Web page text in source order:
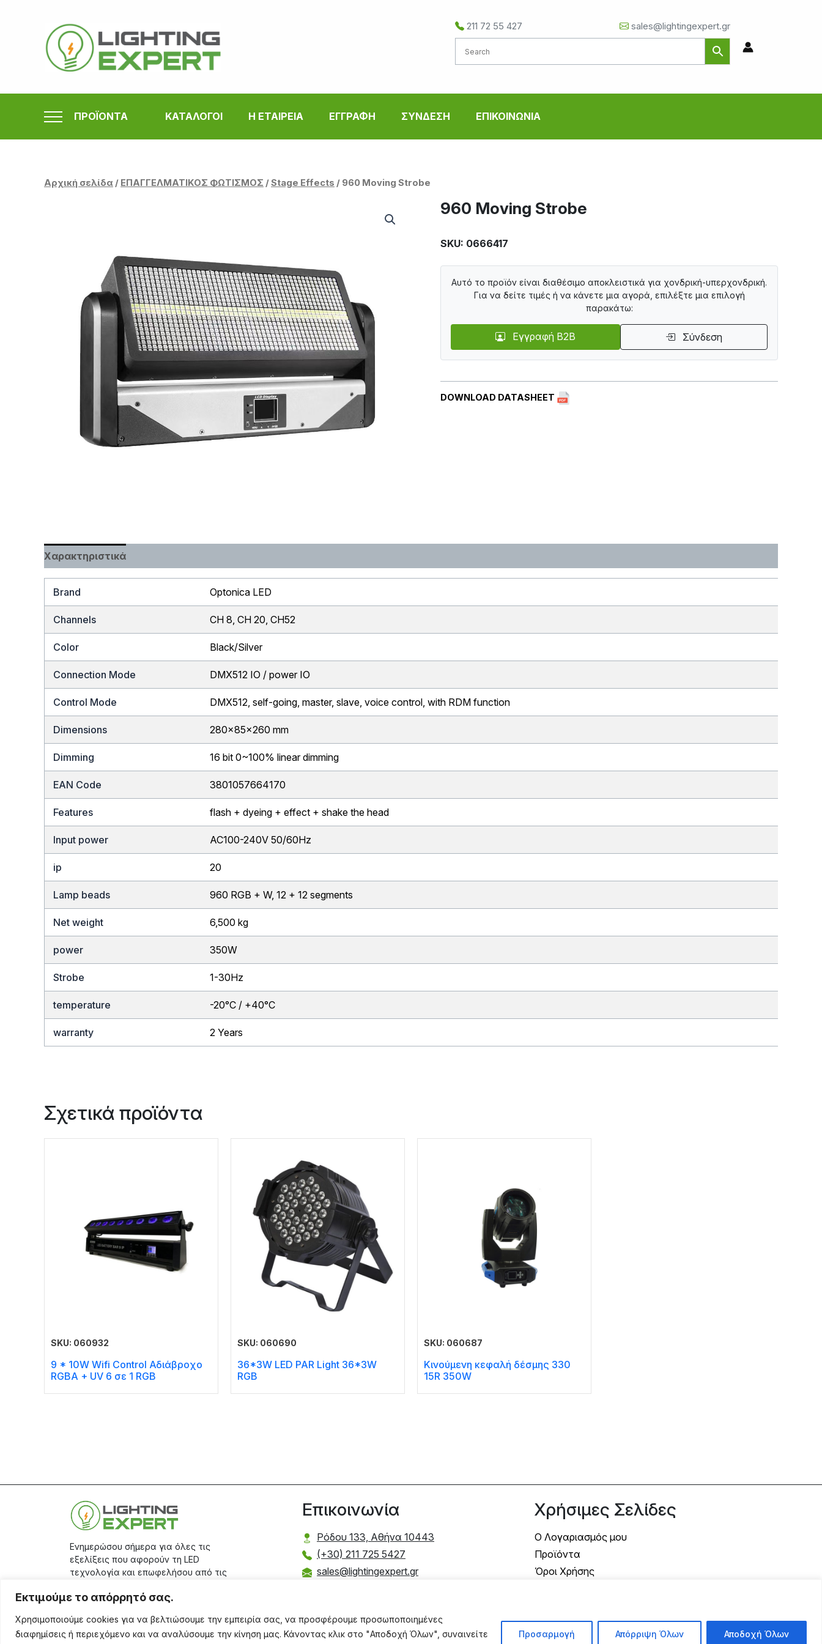
Εκτιμούμε το απόρρητό σας.
Χρησιμοποιούμε cookies για να βελτιώσουμε την εμπειρία σας, να προσφέρουμε προσωποποιημένες
διαφημίσεις ή περιεχόμενο και να αναλύσουμε την κίνηση μας. Κάνοντας κλικ στο "Αποδοχή Όλων", συναινείτε
Προσαρμογή Απόρριψη Όλων Αποδοχή Όλων
περιεχόμενο
211 72 55 427 sales@lightingexpert.gr
ΠΡΟΪΟΝΤΑ ΚΑΤΑΛΟΓΟΙ Η ΕΤΑΙΡΕΙΑ ΕΓΓΡΑΦΗ ΣΥΝΔΕΣΗ ΕΠΙΚΟΙΝΩΝΙΑ
Αρχική σελίδα / ΕΠΑΓΓΕΛΜΑΤΙΚΟΣ ΦΩΤΙΣΜΟΣ /Stage Effects / 960 Moving Strobe
960 Moving Strobe
SKU: 0666417
DOWNLOAD DATASHEET
Αυτό το προϊόν είναι διαθέσιμο αποκλειστικά για χονδρική-υπερχονδρική.
Για να δείτε τιμές ή να κάνετε μια αγορά, επιλέξτε μια επιλογή
παρακάτω:
Εγγραφή B2B Σύνδεση
Χαρακτηριστικά
Brand Optonica LED
Channels CH 8, CH 20, CH52
Color Black/Silver
Connection Mode DMX512 IO / power IO
Control Mode DMX512, self-going, master, slave, voice control, with RDM function
Dimensions 280x85x260 mm
Dimming 16 bit 0~100% linear dimming
EAN Code 3801057664170
Features flash + dyeing + effect + shake the head
Input power AC100-240V 50/60Hz
ip 20
Lamp beads 960 RGB + W, 12 + 12 segments
Net weight 6,500 kg
power 350W
Strobe 1-30Hz
temperature -20°C / +40°C
warranty 2 Years
Σχετικά προϊόντα
SKU: 060932
9 * 10W Wifi Control Αδιάβροχο
RGBA + UV 6 σε 1 RGB
SKU: 060690
36*3W LED PAR Light 36*3W
RGB
SKU: 060687
Κινούμενη κεφαλή δέσμης 330
15R 350W
Ενημερώσου σήμερα για όλες τις
εξελίξεις που αφορούν τη LED
τεχνολογία και επωφελήσου από τις
την εγγραφή σου στοsite.
Aριθμός Γ.Ε.ΜΗ.: 17401671000
Επικοινωνία
Ρόδου 133, Αθήνα 10443
(+30) 211 725 5427
sales@lightingexpert.gr
Χρήσιμες Σελίδες
Ο Λογαριασμός μου
Προϊόντα
Όροι Χρήσης
Πολιτική Επιστροφής